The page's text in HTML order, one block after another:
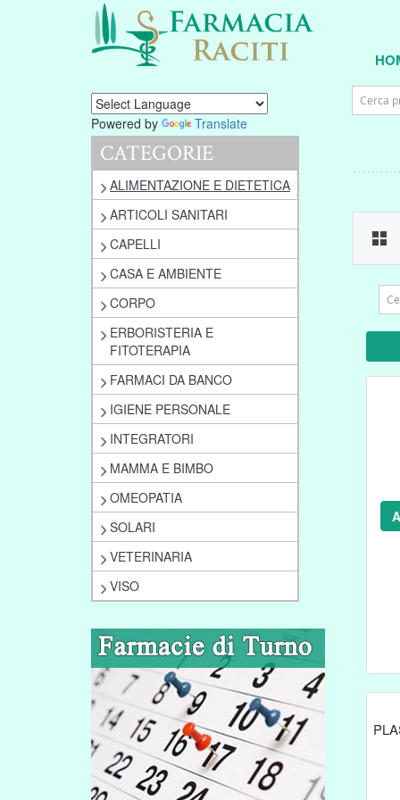
Powered by Translate
CATEGORIE
ALIMENTAZIONE E DIETETICA
ARTICOLI SANITARI
CAPELLI
CASA E AMBIENTE
CORPO
ERBORISTERIA E
FITOTERAPIA
FARMACI DA BANCO
IGIENE PERSONALE
INTEGRATORI
MAMMA E BIMBO
OMEOPATIA
SOLARI
VETERINARIA
VISO